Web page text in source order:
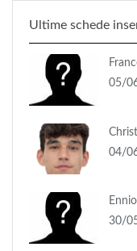
Ultime schede
05/
04/
30/